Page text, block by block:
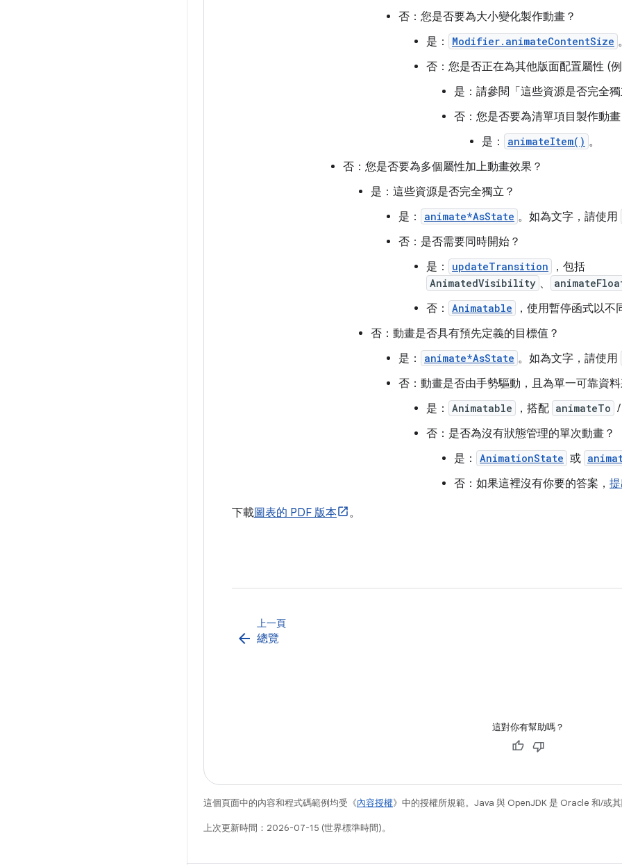
否：您是否要為大小變化製作動畫？
是：
Modifier.animateContentSize
否：您是否正在為其他版面配置屬性 (
是：請參閱「這些資源是否完全
否：您是否要為清單項目製作動
是：
animateItem() 。
否：您是否要為多個屬性加上動畫效果？
是：這些資源是否完全獨立？
是：
animate*AsState 。如為文字，請使用
否：是否需要同時開始？
是：
updateTransition ，包括
AnimatedVisibility 、
否： Animatable
，使用暫停函式以
否：動畫是否具有預先定義的目標值？
是：
animate*AsState 。如為文字，請使用
否：動畫是否由手勢驅動，且為單一可靠資
是：
Animatable ，搭配 animateTo
否：是否為沒有狀態管理的單次動畫？
是：
AnimationState 或
否：如果這裡沒有你要的答案，
下載圖表的 PDF 版本 。
上一頁
arrow_back 總覽
這對你有幫助嗎？
這個頁面中的內容和程式碼範例均受《內容授權》中的授權所規範。Java 與 OpenJDK 是 Oracle 和/或
上次更新時間：2026-07-15 (世界標準時間)。